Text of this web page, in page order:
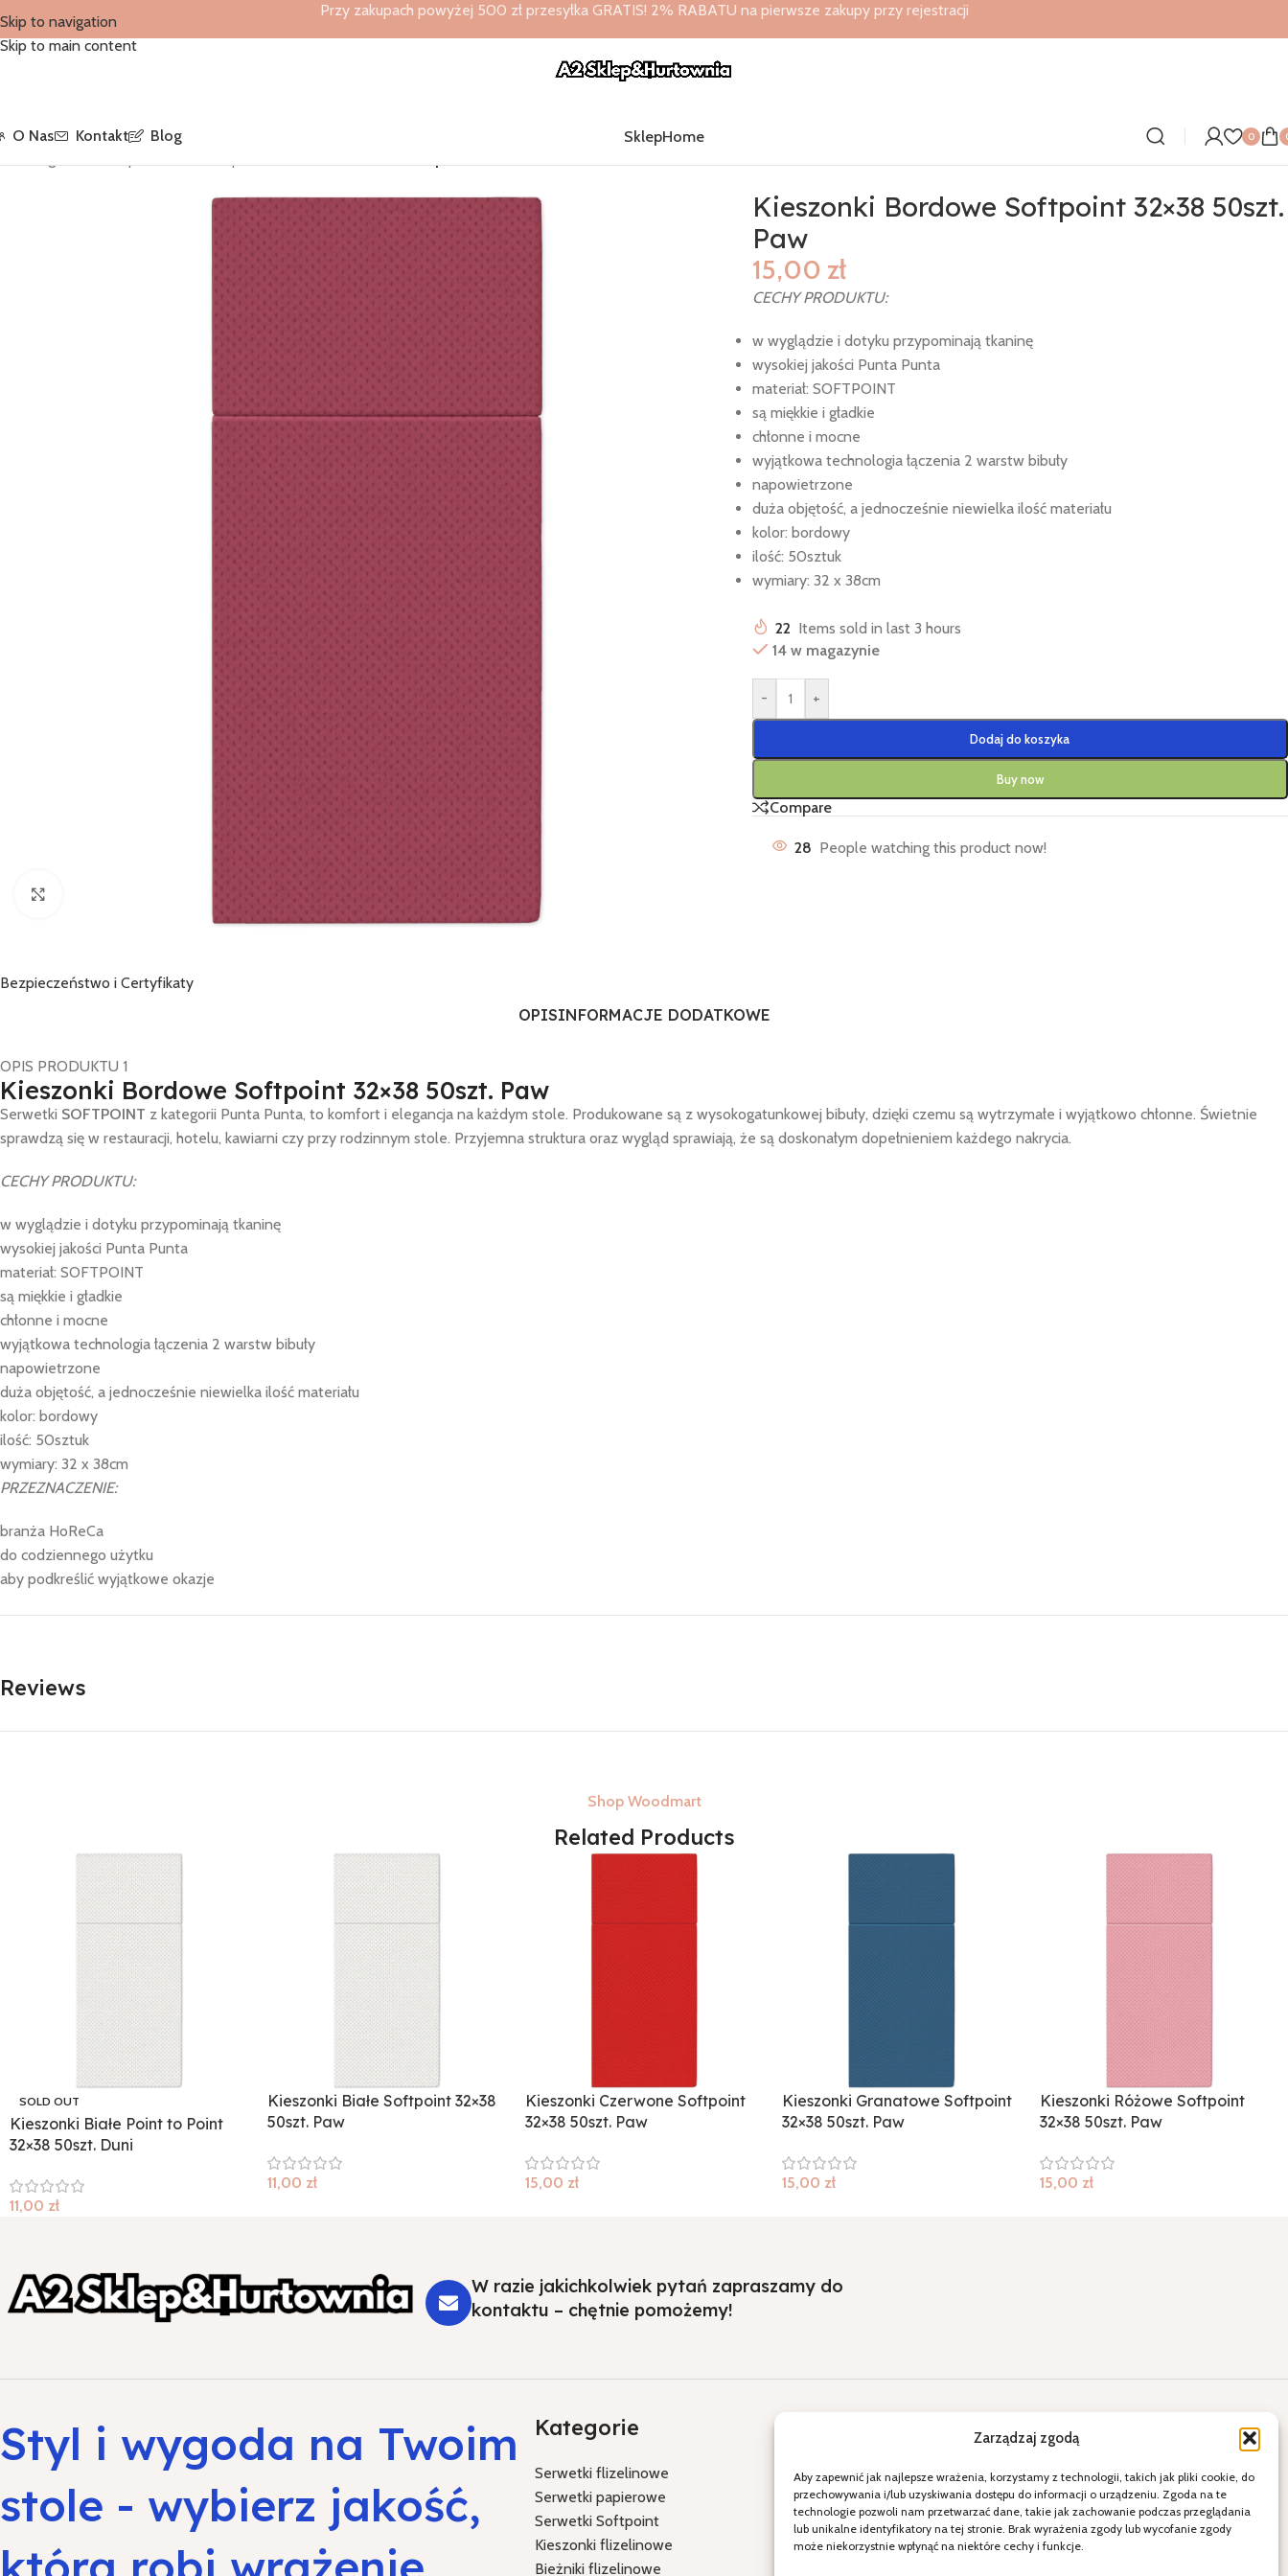
Zarządzaj zgodą
Aby zapewnić jak najlepsze wrażenia, korzystamy z technologii, takich jak pliki cookie, do
przechowywania i/lub uzyskiwania dostępu do informacji o urządzeniu. Zgoda na te
technologie pozwoli nam przetwarzać dane, takie jak zachowanie podczas przeglądania
lub unikalne identyfikatory na tej stronie. Brak wyrażenia zgody lub wycofanie zgody
może niekorzystnie wpłynąć na niektóre cechy i funkcje.
Skip to navigation
Skip to main content
Przy zakupach powyżej 500 zł przesyłka GRATIS! 2% RABATU na pierwsze zakupy przy rejestracji
O Nas Kontakt Blog SklepHome 0
Kieszonki Bordowe Softpoint 32×38 50szt.
Paw
15,00 zł
CECHY PRODUKTU:
w wyglądzie i dotyku przypominają tkaninę
wysokiej jakości Punta Punta
materiał: SOFTPOINT
są miękkie i gładkie
chłonne i mocne
wyjątkowa technologia łączenia 2 warstw bibuły
napowietrzone
duża objętość, a jednocześnie niewielka ilość materiału
kolor: bordowy
ilość: 50sztuk
wymiary: 32 x 38cm
22 Items sold in last 3 hours
14 w magazynie
- +
Dodaj do koszyka
Buy now
Compare
28 People watching this product now!
Bezpieczeństwo i Certyfikaty
OPISINFORMACJE DODATKOWE
OPIS PRODUKTU 1
Kieszonki Bordowe Softpoint 32×38 50szt. Paw
Serwetki SOFTPOINT z kategorii Punta Punta, to komfort i elegancja na każdym stole. Produkowane są z wysokogatunkowej bibuły, dzięki czemu są wytrzymałe i wyjątkowo chłonne. Świetnie
sprawdzą się w restauracji, hotelu, kawiarni czy przy rodzinnym stole. Przyjemna struktura oraz wygląd sprawiają, że są doskonałym dopełnieniem każdego nakrycia.
CECHY PRODUKTU:
w wyglądzie i dotyku przypominają tkaninę
wysokiej jakości Punta Punta
materiał: SOFTPOINT
są miękkie i gładkie
chłonne i mocne
wyjątkowa technologia łączenia 2 warstw bibuły
napowietrzone
duża objętość, a jednocześnie niewielka ilość materiału
kolor: bordowy
ilość: 50sztuk
wymiary: 32 x 38cm
PRZEZNACZENIE:
branża HoReCa
do codziennego użytku
aby podkreślić wyjątkowe okazje
Reviews
Shop Woodmart
Related Products
SOLD OUT
Kieszonki Białe Point to Point
32×38 50szt. Duni
11,00 zł
Kieszonki Białe Softpoint 32×38
50szt. Paw
11,00 zł
Kieszonki Czerwone Softpoint
32×38 50szt. Paw
15,00 zł
Kieszonki Granatowe Softpoint
32×38 50szt. Paw
15,00 zł
Kieszonki Różowe Softpoint
32×38 50szt. Paw
15,00 zł
W razie jakichkolwiek pytań zapraszamy do
kontaktu – chętnie pomożemy!
Styl i wygoda na Twoim
stole - wybierz jakość,
Kategorie
Serwetki flizelinowe
Serwetki papierowe
Serwetki Softpoint
Kieszonki flizelinowe
Bieżniki flizelinowe
Chrzest Święty
Komunia Święta
Ślub i wesele
Boże Narodzenie
Kontakt
E-mail: a2.sklepihurtownia@vp.pl
Telefon: 538 678 797
21-080 Garbów ul. Krakowskie
Przedmieście 15